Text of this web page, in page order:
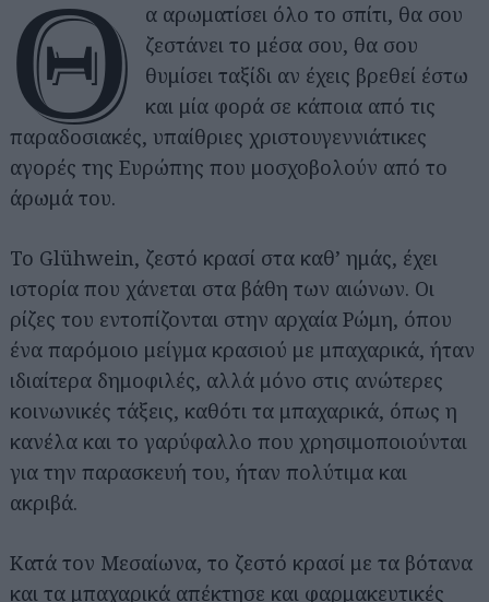
Θ
α αρωματίσει όλο το σπίτι, θα σου
ζεστάνει το μέσα σου, θα σου
θυμίσει ταξίδι αν έχεις βρεθεί έστω
και μία φορά σε κάποια από τις
παραδοσιακές, υπαίθριες χριστουγεννιάτικες
αγορές της Ευρώπης που μοσχοβολούν από το
άρωμά του.
Το Glühwein, ζεστό κρασί στα καθ’ ημάς, έχει
ιστορία που χάνεται στα βάθη των αιώνων. Οι
ρίζες του εντοπίζονται στην αρχαία Ρώμη, όπου
ένα παρόμοιο μείγμα κρασιού με μπαχαρικά, ήταν
ιδιαίτερα δημοφιλές, αλλά μόνο στις ανώτερες
κοινωνικές τάξεις, καθότι τα μπαχαρικά, όπως η
κανέλα και το γαρύφαλλο που χρησιμοποιούνται
για την παρασκευή του, ήταν πολύτιμα και
ακριβά.
Κατά τον Μεσαίωνα, το ζεστό κρασί με τα βότανα
και τα μπαχαρικά απέκτησε και φαρμακευτικές